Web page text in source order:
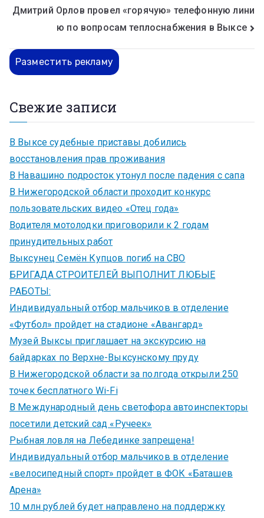
Дмитрий Орлов провел «горячую» телефонную лини
ю по вопросам теплоснабжения в Выксе
Разместить рекламу
Свежие записи
В Выксе судебные приставы добились
восстановления прав проживания
В Навашино подросток утонул после падения с сапа
В Нижегородской области проходит конкурс
пользовательских видео «Отец года»
Водителя мотолодки приговорили к 2 годам
принудительных работ
Выксунец Семён Купцов погиб на СВО
БРИГАДА СТРОИТЕЛЕЙ ВЫПОЛНИТ ЛЮБЫЕ
РАБОТЫ:
Индивидуальный отбор мальчиков в отделение
«Футбол» пройдет на стадионе «Авангард»
Музей Выксы приглашает на экскурсию на
байдарках по Верхне-Выксунскому пруду
В Нижегородской области за полгода открыли 250
точек бесплатного Wi-Fi
В Международный день светофора автоинспекторы
посетили детский сад «Ручеек»
Рыбная ловля на Лебединке запрещена!
Индивидуальный отбор мальчиков в отделение
«велосипедный спорт» пройдет в ФОК «Баташев
Арена»
10 млн рублей будет направлено на поддержку